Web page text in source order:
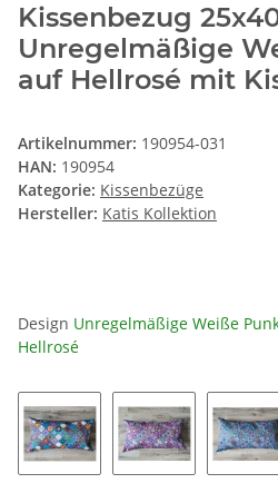
Kissenbezug
Unregelmäßige
auf Hellrosé mit
Artikelnummer: 190954-031
HAN: 190954
Kategorie: Kissenbezüge
Hersteller: Katis Kollektion
Design Unregelmäßige Weiße
Hellrosé